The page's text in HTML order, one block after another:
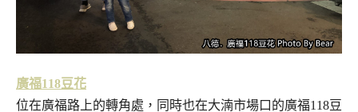
廣福118豆花
位在廣福路上的轉角處，同時也在大湳市場口的廣福118豆